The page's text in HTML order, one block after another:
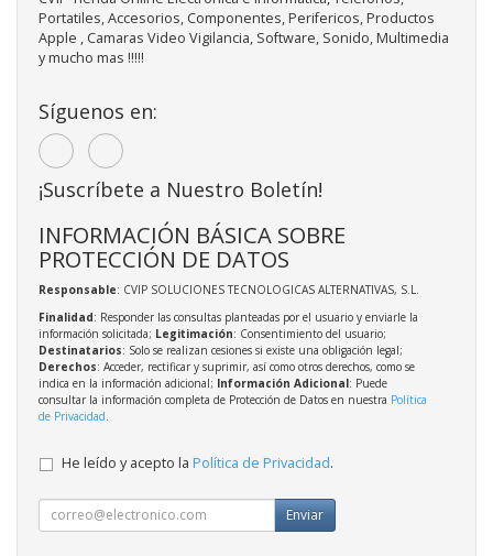
Portatiles, Accesorios, Componentes, Perifericos, Productos
Apple , Camaras Video Vigilancia, Software, Sonido, Multimedia
y mucho mas !!!!!
Síguenos en:
¡Suscríbete a Nuestro Boletín!
INFORMACIÓN BÁSICA SOBRE
PROTECCIÓN DE DATOS
Responsable: CVIP SOLUCIONES TECNOLOGICAS ALTERNATIVAS, S.L.
Finalidad: Responder las consultas planteadas por el usuario y enviarle la
información solicitada; Legitimación: Consentimiento del usuario;
Destinatarios: Solo se realizan cesiones si existe una obligación legal;
Derechos: Acceder, rectificar y suprimir, así como otros derechos, como se
indica en la información adicional; Información Adicional: Puede
consultar la información completa de Protección de Datos en nuestra Política
de Privacidad
He leído y acepto la Política de Privacidad.
Enviar